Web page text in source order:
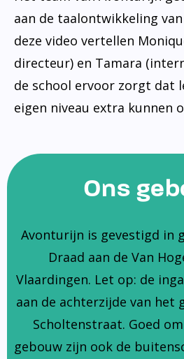
aan de taalontwikkeling
deze video vertellen
directeur) en Tamara
de school ervoor zorgt dat
eigen niveau extra kunnen
Ons
Avonturijn is gevestigd in
Draad aan de Van
Vlaardingen. Let op: de
aan de achterzijde van het
Scholtenstraat. Goed
gebouw zijn ook de